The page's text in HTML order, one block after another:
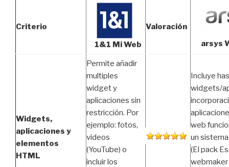
Criterio
1&1 Mi Web
Valoración
arsys
Widgets,
aplicaciones y
elementos
HTML
Permite añadir
multiples
widget y
aplicaciones sin
restricción. Por
ejemplo: fotos,
videos
(YouTube) o
incluir los
Incluye
widgets/
web
un
(El pack